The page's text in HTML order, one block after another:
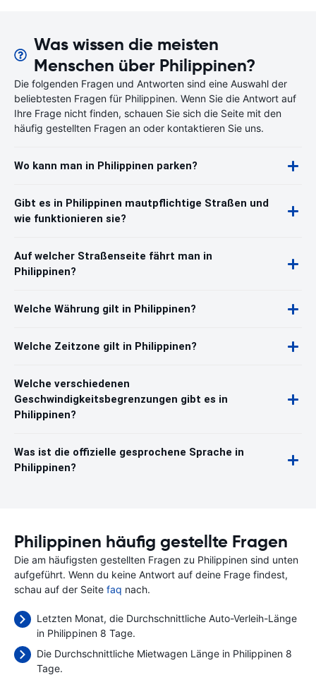
Was wissen die meisten
Menschen über Philippinen?
Die folgenden Fragen und Antworten sind eine Auswahl der
beliebtesten Fragen für Philippinen. Wenn Sie die Antwort auf
Ihre Frage nicht finden, schauen Sie sich die Seite mit den
häufig gestellten Fragen an oder kontaktieren Sie uns.
Wo kann man in Philippinen parken?
Gibt es in Philippinen mautpflichtige Straßen und
wie funktionieren sie?
Auf welcher Straßenseite fährt man in
Philippinen?
Welche Währung gilt in Philippinen?
Welche Zeitzone gilt in Philippinen?
Welche verschiedenen
Geschwindigkeitsbegrenzungen gibt es in
Philippinen?
Was ist die offizielle gesprochene Sprache in
Philippinen?
Philippinen häufig gestellte Fragen
Die am häufigsten gestellten Fragen zu Philippinen sind unten
aufgeführt. Wenn du keine Antwort auf deine Frage findest,
schau auf der Seite faq nach.
Letzten Monat, die Durchschnittliche Auto-Verleih-Länge
in Philippinen 8 Tage.
Die Durchschnittliche Mietwagen Länge in Philippinen 8
Tage.